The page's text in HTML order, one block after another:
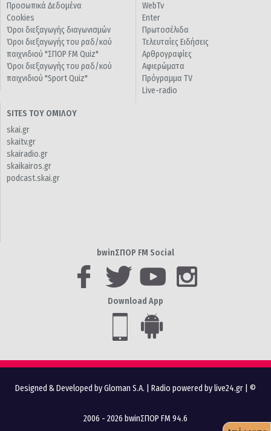
Προσωπικά Δεδομένα
Cookies
Όροι διεξαγωγής διαγωνισμών
Όροι διεξαγωγής του ραδ/κού
παιχνιδιού "ΣΠΟΡ FM Quiz"
Όροι διεξαγωγής του ραδ/κού
παιχνιδιού "Sport Quiz"
WebTv
Enter
Πρωτοσέλιδα
Τελευταίες Ειδήσεις
Αρθρογραφίες
Αφιερώματα
Πρόγραμμα TV
Live-radio
SITES ΤΟΥ ΟΜΙΛΟΥ
skai.gr
skaitv.gr
skairadio.gr
skaikairos.gr
podcast.skai.gr
bwinΣΠΟΡ FM Social
Download App
Designed & Developed by Gloman S.A. Radio powered by live24.gr | ©
2006 - 2026 bwinΣΠΟΡ FM 94.6